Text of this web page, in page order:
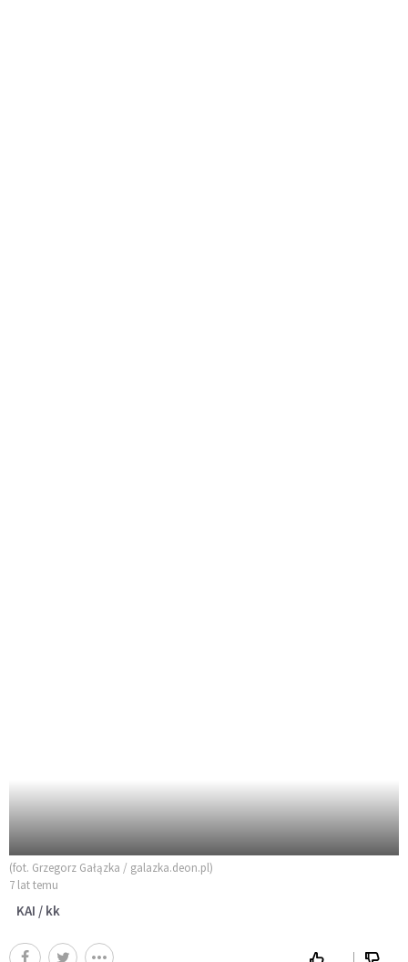
(fot. Grzegorz Gałązka / galazka.deon.pl)
7 lat temu
KAI / kk